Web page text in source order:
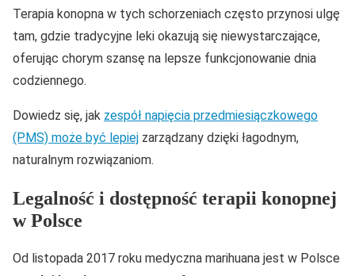
Terapia konopna w tych schorzeniach często przynosi ulgę
tam, gdzie tradycyjne leki okazują się niewystarczające,
oferując chorym szansę na lepsze funkcjonowanie dnia
codziennego.
Dowiedz się, jak zespół napięcia przedmiesiączkowego
(PMS) może być lepiej zarządzany dzięki łagodnym,
naturalnym rozwiązaniom.
Legalność i dostępność terapii konopnej
w Polsce
Od listopada 2017 roku medyczna marihuana jest w Polsce